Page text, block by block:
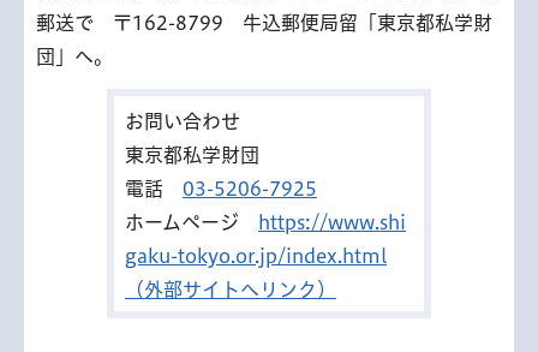
郵送で 〒162-8799 牛込郵便局留「東京都私学財
団」へ。
お問い合わせ
東京都私学財団
電話 03-5206-7925
ホームページ
https://www.shi
gaku-tokyo.or.jp/index.html
（外部サイトへリンク）